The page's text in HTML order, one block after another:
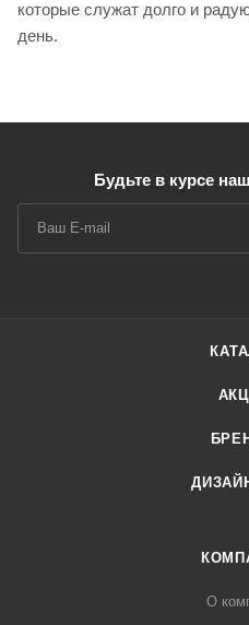
которые служат долго и
день.
Будьте в курсе
О